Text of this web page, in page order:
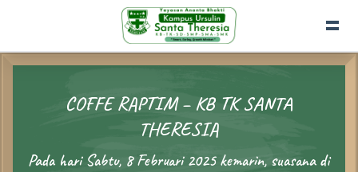
COFFE RAPTIM – KB TK SANTA
THERESIA
Pada hari Sabtu, 8 Februari 2025 kemarin, suasana di